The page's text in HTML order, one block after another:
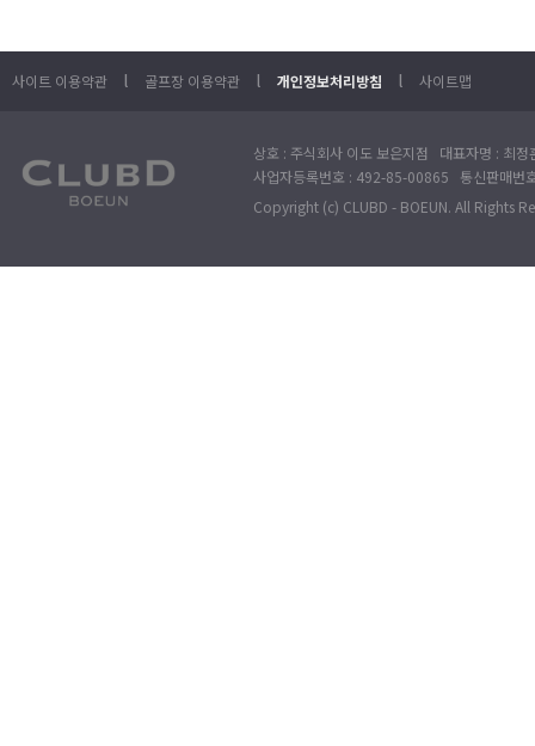
사이트 이용약관 l 골프장 이용약관 l 개인정보처리방침 l 사이트맵
상호 : 주식회사 이도 보은지점 대표자명 : 최
사업자등록번호 : 492-85-00865 통신판매
Copyright (c) CLUBD - BOEUN. All Rights